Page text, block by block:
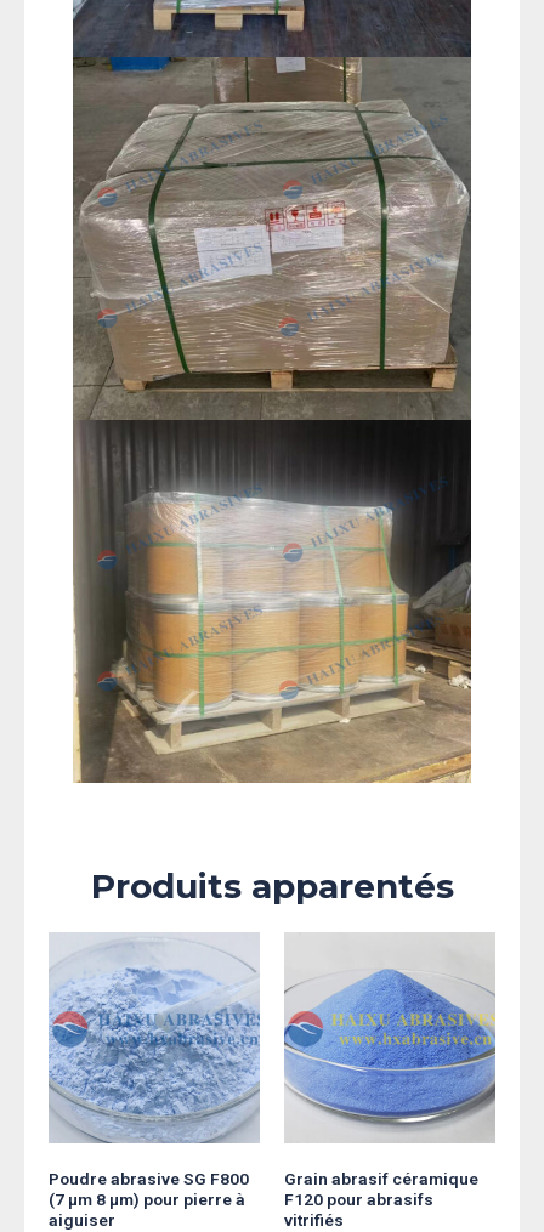
Produits apparentés
Poudre abrasive SG F800
(7 µm 8 µm) pour pierre à
aiguiser
Grain abrasif céramique
F120 pour abrasifs
vitrifiés